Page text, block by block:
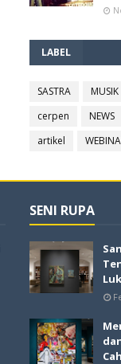
LABEL
SASTRA MUSIK
cerpen
NEWS
artikel
SENI RUPA